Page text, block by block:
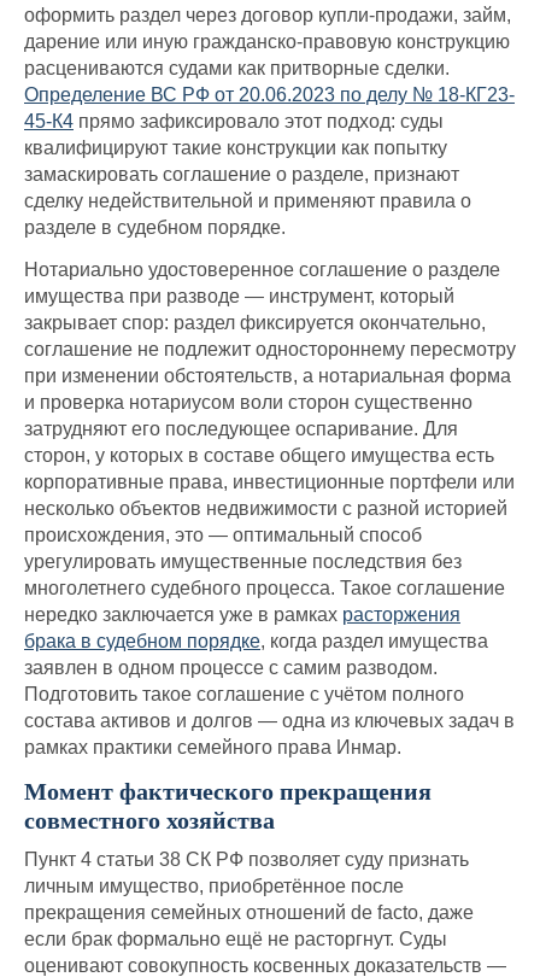
оформить раздел через договор купли-продажи, займ,
дарение или иную гражданско-правовую конструкцию
расцениваются судами как притворные сделки.
Определение ВС РФ от 20.06.2023 по делу № 18-КГ23-
45-К4 прямо зафиксировало этот подход: суды
квалифицируют такие конструкции как попытку
замаскировать соглашение о разделе, признают
сделку недействительной и применяют правила о
разделе в судебном порядке.
Нотариально удостоверенное соглашение о разделе
имущества при разводе — инструмент, который
закрывает спор: раздел фиксируется окончательно,
соглашение не подлежит одностороннему пересмотру
при изменении обстоятельств, а нотариальная форма
и проверка нотариусом воли сторон существенно
затрудняют его последующее оспаривание. Для
сторон, у которых в составе общего имущества есть
корпоративные права, инвестиционные портфели или
несколько объектов недвижимости с разной историей
происхождения, это — оптимальный способ
урегулировать имущественные последствия без
многолетнего судебного процесса. Такое соглашение
нередко заключается уже в рамках расторжения
брака в судебном порядке, когда раздел имущества
заявлен в одном процессе с самим разводом.
Подготовить такое соглашение с учётом полного
состава активов и долгов — одна из ключевых задач в
рамках практики семейного права Инмар.
Момент фактического прекращения
совместного хозяйства
Пункт 4 статьи 38 СК РФ позволяет суду признать
личным имущество, приобретённое после
прекращения семейных отношений de facto, даже
если брак формально ещё не расторгнут. Суды
оценивают совокупность косвенных доказательств —